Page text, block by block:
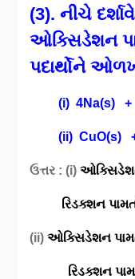
(3). નીચે
ઓક્સિડેશન
પદાર્થોને
(i) 4Na(s)
(ii) CuO(s) +
ઉત્તર : (i) ઓક્સિડેશન
રિડક્શન પામતો
(ii) ઓક્સિડેશન
રિડક્શન પામતો